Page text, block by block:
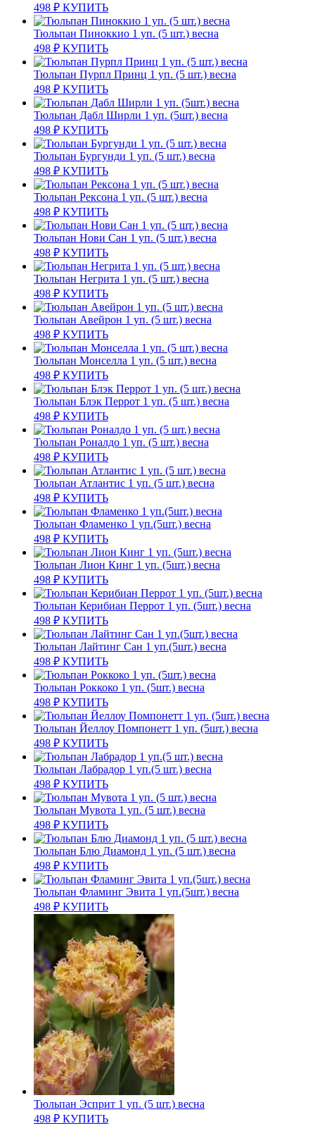
498 ₽ КУПИТЬ
Тюльпан Пиноккио 1 уп. (5 шт.) весна
498 ₽ КУПИТЬ
Тюльпан Пурпл Принц 1 уп. (5 шт.) весна
498 ₽ КУПИТЬ
Тюльпан Дабл Ширли 1 уп. (5шт.) весна
498 ₽ КУПИТЬ
Тюльпан Бургунди 1 уп. (5 шт.) весна
498 ₽ КУПИТЬ
Тюльпан Рексона 1 уп. (5 шт.) весна
498 ₽ КУПИТЬ
Тюльпан Нови Сан 1 уп. (5 шт.) весна
498 ₽ КУПИТЬ
Тюльпан Негрита 1 уп. (5 шт.) весна
498 ₽ КУПИТЬ
Тюльпан Авейрон 1 уп. (5 шт.) весна
498 ₽ КУПИТЬ
Тюльпан Монселла 1 уп. (5 шт.) весна
498 ₽ КУПИТЬ
Тюльпан Блэк Перрот 1 уп. (5 шт.) весна
498 ₽ КУПИТЬ
Тюльпан Роналдо 1 уп. (5 шт.) весна
498 ₽ КУПИТЬ
Тюльпан Атлантис 1 уп. (5 шт.) весна
498 ₽ КУПИТЬ
Тюльпан Фламенко 1 уп.(5шт.) весна
498 ₽ КУПИТЬ
Тюльпан Лион Кинг 1 уп. (5шт.) весна
498 ₽ КУПИТЬ
Тюльпан Керибиан Перрот 1 уп. (5шт.) весна
498 ₽ КУПИТЬ
Тюльпан Лайтинг Сан 1 уп.(5шт.) весна
498 ₽ КУПИТЬ
Тюльпан Роккоко 1 уп. (5шт.) весна
498 ₽ КУПИТЬ
Тюльпан Йеллоу Помпонетт 1 уп. (5шт.) весна
498 ₽ КУПИТЬ
Тюльпан Лабрадор 1 уп.(5 шт.) весна
498 ₽ КУПИТЬ
Тюльпан Мувота 1 уп. (5 шт.) весна
498 ₽ КУПИТЬ
Тюльпан Блю Диамонд 1 уп. (5 шт.) весна
498 ₽ КУПИТЬ
Тюльпан Фламинг Эвита 1 уп.(5шт.) весна
498 ₽ КУПИТЬ
Тюльпан Эсприт 1 уп. (5 шт.) весна
498 ₽ КУПИТЬ